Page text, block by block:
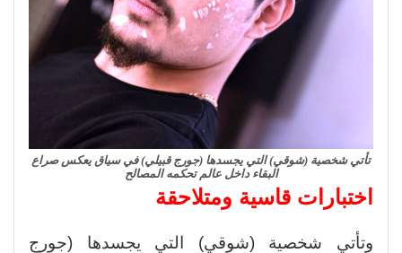
تأتي شخصية (شوقي) التي يجسدها (جورج قبيلي) في سياق يعكس صراع
البقاء داخل عالم تحكمه المصالح
اختبارات قاسية ومتلاحقة
وتأتي شخصية (شوقي) التي يجسدها (جورج